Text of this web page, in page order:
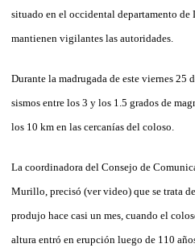
situado en el occidental departamento
mantienen vigilantes las autoridades.
Durante la madrugada de este viernes 25
sismos entre los 3 y los 1.5 grados de
los 10 km en las cercanías del coloso.
La coordinadora del Consejo de
Murillo, precisó (ver video) que se trata
produjo hace casi un mes, cuando el
altura entró en erupción luego de 110